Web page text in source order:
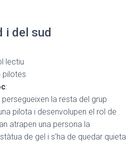
i del sud
pilotes
:
la resta del grup
pilota i desenvolupen el rol de
atrapen una persona la
de gel i s’ha de quedar quieta